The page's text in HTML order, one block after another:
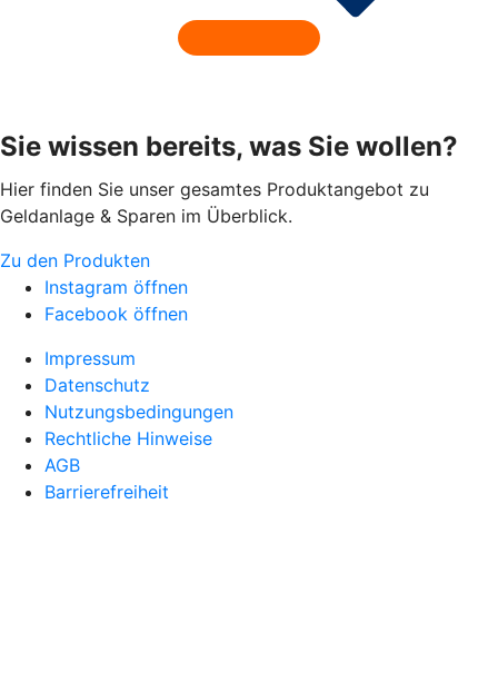
Sie wissen bereits, was Sie wollen?
Hier finden Sie unser gesamtes Produktangebot zu
Geldanlage & Sparen im Überblick.
Zu den Produkten
Instagram öffnen
Facebook öffnen
Impressum
Datenschutz
Nutzungsbedingungen
Rechtliche Hinweise
AGB
Barrierefreiheit